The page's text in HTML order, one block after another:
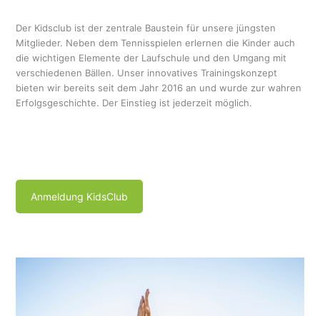
Der Kidsclub ist der zentrale Baustein für unsere jüngsten
Mitglieder. Neben dem Tennisspielen erlernen die Kinder auch
die wichtigen Elemente der Laufschule und den Umgang mit
verschiedenen Bällen. Unser innovatives Trainingskonzept
bieten wir bereits seit dem Jahr 2016 an und wurde zur wahren
Erfolgsgeschichte. Der Einstieg ist jederzeit möglich.
Anmeldung KidsClub